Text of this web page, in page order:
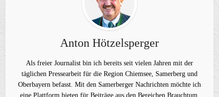
Anton Hötzelsperger
Als freier Journalist bin ich bereits seit vielen Jahren mit der
täglichen Pressearbeit für die Region Chiemsee, Samerberg und
Oberbayern befasst. Mit den Samerberger Nachrichten möchte ich
eine Plattform bieten für Beiträge aus den Bereichen Brauchtum,